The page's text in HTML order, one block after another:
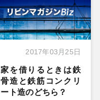
2017年03月25日
家を借りるときは鉄
骨造と鉄筋コンクリ
ート造のどちら？